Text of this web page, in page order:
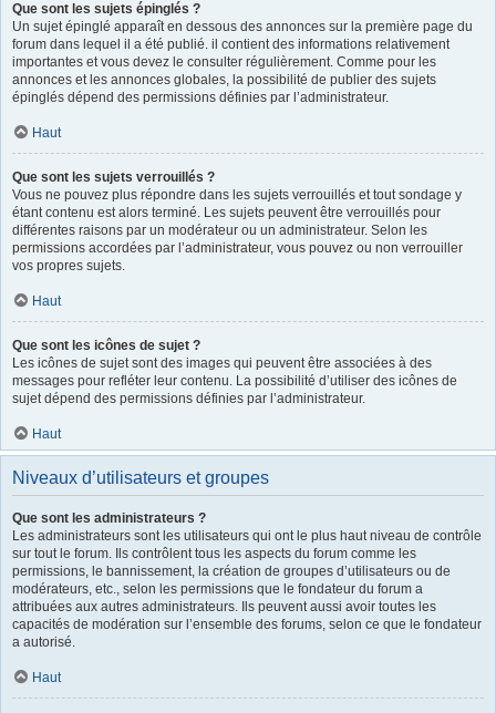
Que sont les sujets épinglés ?
Un sujet épinglé apparaît en dessous des annonces sur la première page du
forum dans lequel il a été publié. il contient des informations relativement
importantes et vous devez le consulter régulièrement. Comme pour les
annonces et les annonces globales, la possibilité de publier des sujets
épinglés dépend des permissions définies par l’administrateur.
Haut
Que sont les sujets verrouillés ?
Vous ne pouvez plus répondre dans les sujets verrouillés et tout sondage y
étant contenu est alors terminé. Les sujets peuvent être verrouillés pour
différentes raisons par un modérateur ou un administrateur. Selon les
permissions accordées par l’administrateur, vous pouvez ou non verrouiller
vos propres sujets.
Haut
Que sont les icônes de sujet ?
Les icônes de sujet sont des images qui peuvent être associées à des
messages pour refléter leur contenu. La possibilité d’utiliser des icônes de
sujet dépend des permissions définies par l’administrateur.
Haut
Niveaux d’utilisateurs et groupes
Que sont les administrateurs ?
Les administrateurs sont les utilisateurs qui ont le plus haut niveau de contrôle
sur tout le forum. Ils contrôlent tous les aspects du forum comme les
permissions, le bannissement, la création de groupes d’utilisateurs ou de
modérateurs, etc., selon les permissions que le fondateur du forum a
attribuées aux autres administrateurs. Ils peuvent aussi avoir toutes les
capacités de modération sur l’ensemble des forums, selon ce que le fondateur
a autorisé.
Haut